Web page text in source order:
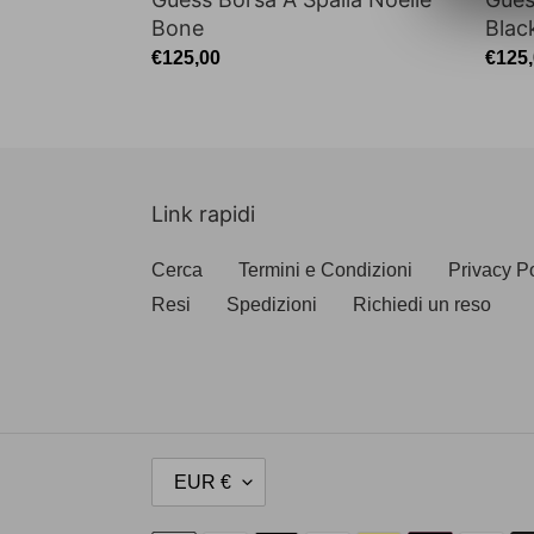
Bone
Prezzo
€125,00
Link rapidi
Cerca Termini e Condizioni Privacy
Resi
Spedizioni Richiedi un reso
A
EUR €